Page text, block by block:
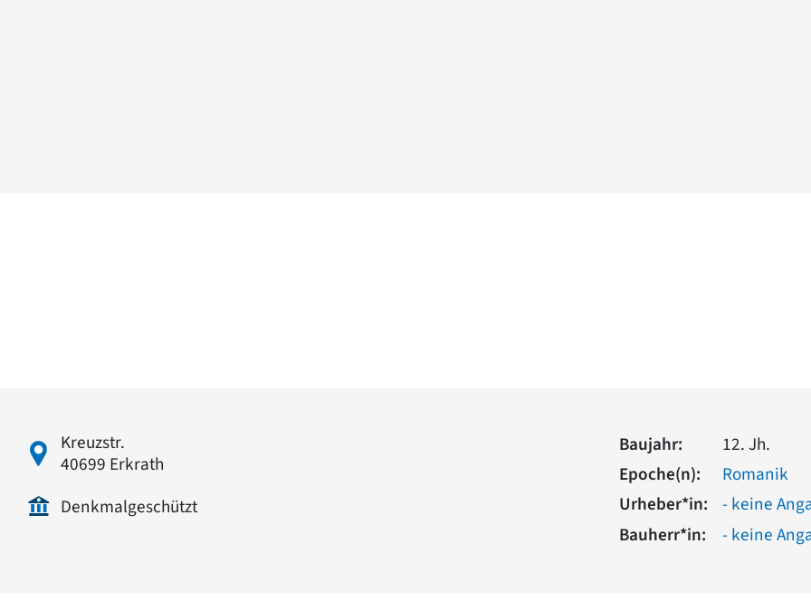
Kreuzstr.
40699 Erkrath
Denkmalgeschützt
Baujahr:
12. Jh.
Epoche(n):
Romanik
Urheber*in:
- keine
Bauherr*in:
- keine